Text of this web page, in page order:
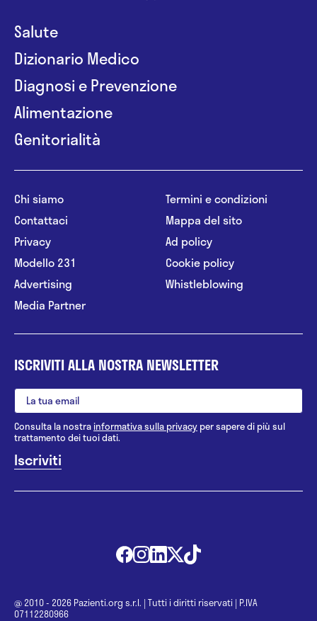
Salute
Dizionario Medico
Diagnosi e Prevenzione
Alimentazione
Genitorialità
Chi siamo
Contattaci
Privacy
Modello 231
Advertising
Media Partner
Termini e condizioni
Mappa del sito
Ad policy
Cookie policy
Whistleblowing
ISCRIVITI ALLA NOSTRA NEWSLETTER
Consulta la nostrainformativa sulla privacy per sapere di più sul
trattamento dei tuoi dati.
@ 2010 - 2026 Pazienti.org s.r.l. | Tutti i diritti riservati | P.IVA
07112280966